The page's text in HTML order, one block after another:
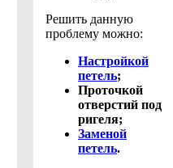
Решить данную
проблему можно:
Настройкой
петель;
Проточкой
отверстий под
ригеля;
Заменой
петель.